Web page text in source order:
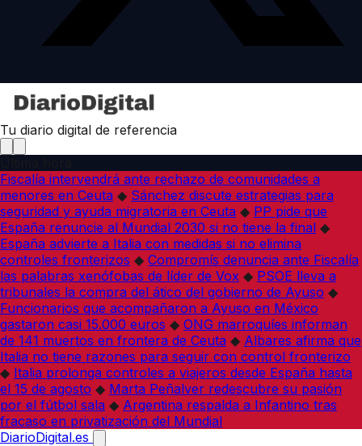
Tu diario digital de referencia
Fiscalía intervendrá ante rechazo de comunidades a
menores en Ceuta ◆ Sánchez discute estrategias para
seguridad y ayuda migratoria en Ceuta ◆ PP pide que
España renuncie al Mundial 2030 si no tiene la final ◆
España advierte a Italia con medidas si no elimina
controles fronterizos ◆ Compromís denuncia ante Fiscalía
las palabras xenófobas de líder de Vox ◆ PSOE lleva a
tribunales la compra del ático del gobierno de Ayuso ◆
Funcionarios que acompañaron a Ayuso en México
gastaron casi 15.000 euros ◆ ONG marroquíes informan
de 141 muertos en frontera de Ceuta ◆ Albares afirma que
Italia no tiene razones para seguir con control fronterizo
◆ Italia prolonga controles a viajeros desde España hasta
el 15 de agosto ◆ Marta Peñalver redescubre su pasión
por el fútbol sala ◆ Argentina respalda a Infantino tras
fracaso en privatización del Mundial
DiarioDigital.es